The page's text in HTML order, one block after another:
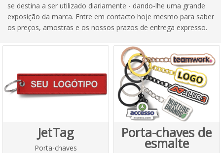
se destina a ser utilizado diariamente - dando-lhe uma grande
exposição da marca. Entre em contacto hoje mesmo para saber
os preços, amostras e os nossos prazos de entrega expresso.
JetTag
Porta-chaves
Porta-chaves de
esmalte